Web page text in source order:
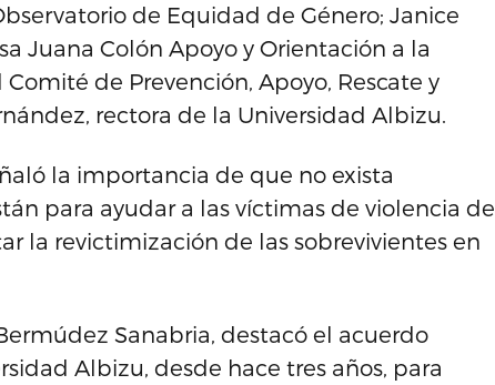
de Equidad de Género; Janice
Juana Colón Apoyo y Orientación a la
de Prevención, Apoyo, Rescate y
rectora de la Universidad Albizu.
la importancia de que no exista
para ayudar a las víctimas de violencia de
la revictimización de las sobrevivientes en
Sanabria, destacó el acuerdo
Albizu, desde hace tres años, para